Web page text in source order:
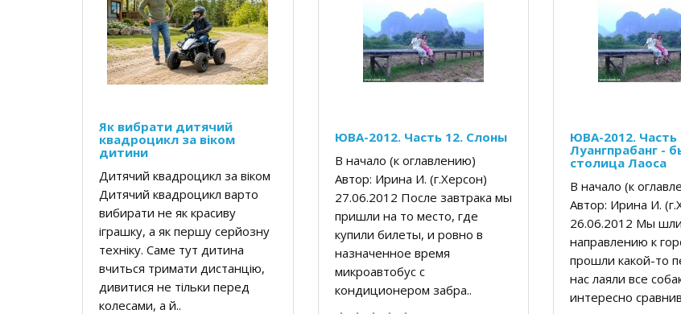
Як вибрати дитячий
квадроцикл за віком
дитини
Дитячий квадроцикл за віком
Дитячий квадроцикл варто
вибирати не як красиву
іграшку, а як першу серйозну
техніку. Саме тут дитина
вчиться тримати дистанцію,
дивитися не тільки перед
колесами, а й..
ЮВА-2012. Часть 12. Слоны
В начало (к оглавлению)
Автор: Ирина И. (г.Херсон)
27.06.2012 После завтрака мы
пришли на то место, где
купили билеты, и ровно в
назначенное время
микроавтобус с
кондиционером забра..
ЮВА-2012. Часть
Луангпрабанг -
столица Лаоса
В начало (к
Автор: Ирина И.
26.06.2012 Мы
направлению к
прошли какой-то
нас лаяли все
интересно